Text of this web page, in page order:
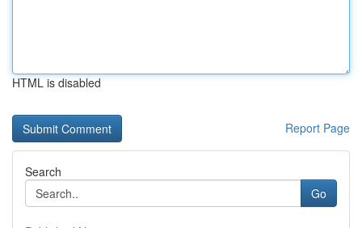
HTML is disabled
Report Page
Search
Go